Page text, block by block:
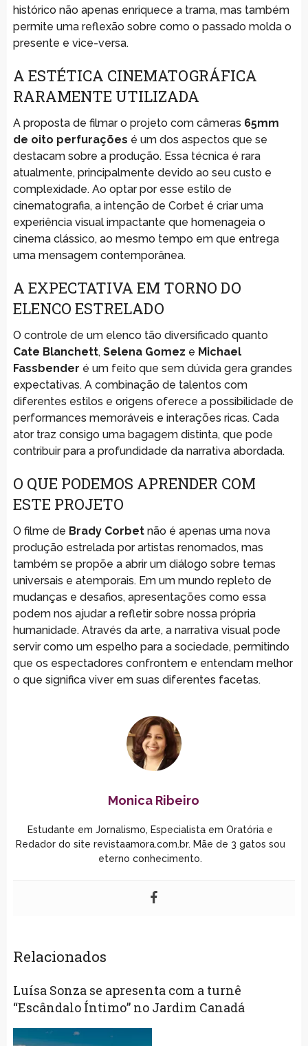
histórico não apenas enriquece a trama, mas também
permite uma reflexão sobre como o passado molda o
presente e vice-versa.
A ESTÉTICA CINEMATOGRÁFICA
RARAMENTE UTILIZADA
A proposta de filmar o projeto com câmeras 65mm
de oito perfurações é um dos aspectos que se
destacam sobre a produção. Essa técnica é rara
atualmente, principalmente devido ao seu custo e
complexidade. Ao optar por esse estilo de
cinematografia, a intenção de Corbet é criar uma
experiência visual impactante que homenageia o
cinema clássico, ao mesmo tempo em que entrega
uma mensagem contemporânea.
A EXPECTATIVA EM TORNO DO
ELENCO ESTRELADO
O controle de um elenco tão diversificado quanto
Cate Blanchett, Selena Gomez e Michael
Fassbender é um feito que sem dúvida gera grandes
expectativas. A combinação de talentos com
diferentes estilos e origens oferece a possibilidade de
performances memoráveis e interações ricas. Cada
ator traz consigo uma bagagem distinta, que pode
contribuir para a profundidade da narrativa abordada.
O QUE PODEMOS APRENDER COM
ESTE PROJETO
O filme de Brady Corbetnão é apenas uma nova
produção estrelada por artistas renomados, mas
também se propõe a abrir um diálogo sobre temas
universais e atemporais. Em um mundo repleto de
mudanças e desafios, apresentações como essa
podem nos ajudar a refletir sobre nossa própria
humanidade. Através da arte, a narrativa visual pode
servir como um espelho para a sociedade, permitindo
que os espectadores confrontem e entendam melhor
o que significa viver em suas diferentes facetas.
Monica Ribeiro
Estudante em Jornalismo, Especialista em Oratória e
Redador do site revistaamora.com.br. Mãe de 3 gatos sou
eterno conhecimento.
Relacionados
Luísa Sonza se apresenta com a turnê
“Escândalo Íntimo” no Jardim Canadá